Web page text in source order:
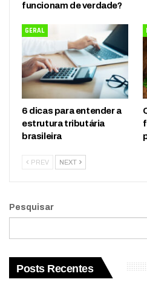
funcionam de verdade?
GERAL
6 dicas para entender a
estrutura tributária
brasileira
PREV NEXT
Pesquisar
Posts Recentes